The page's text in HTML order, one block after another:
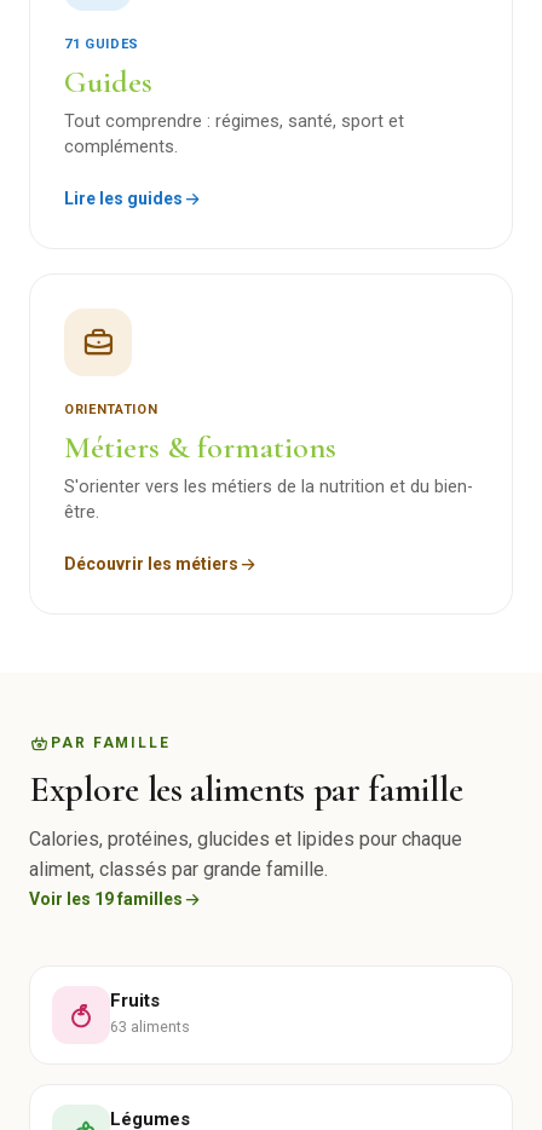
71 GUIDES
Guides
Tout comprendre : régimes, santé, sport et
compléments.
Lire les guides
ORIENTATION
Métiers & formations
S'orienter vers les métiers de la nutrition et du bien-
être.
Découvrir les métiers
PAR FAMILLE
Explore les aliments par famille
Calories, protéines, glucides et lipides pour chaque
aliment, classés par grande famille.
Voir les 19 familles
Fruits
63 aliments
Légumes